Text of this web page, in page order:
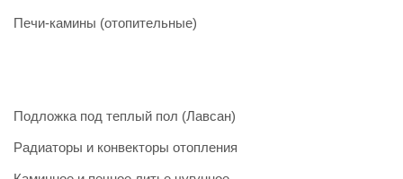
Печи-камины (отопительные)
Подложка под теплый пол (Лавсан)
Радиаторы и конвекторы отопления